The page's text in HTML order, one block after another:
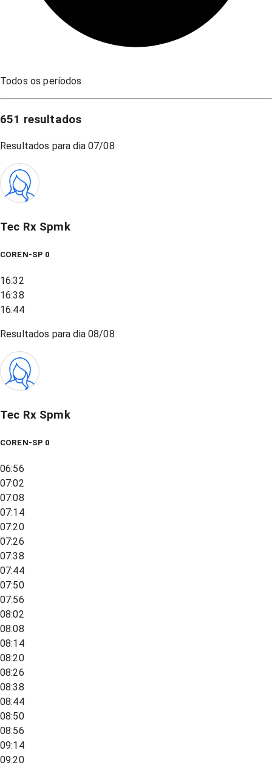
Todos os períodos
651 resultados
Resultados para dia 07/08
Tec Rx Spmk
COREN-SP 0
16:32
16:38
16:44
Resultados para dia08/08
Tec Rx Spmk
COREN-SP 0
06:56
07:02
07:08
07:14
07:20
07:26
07:38
07:44
07:50
07:56
08:02
08:08
08:14
08:20
08:26
08:38
08:44
08:50
08:56
09:14
09:20